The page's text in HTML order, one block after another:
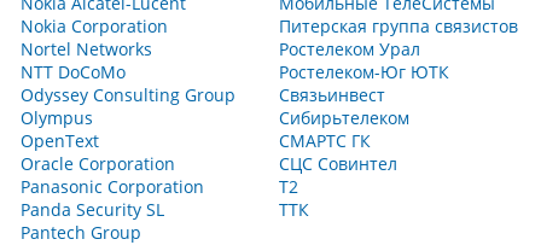
Nokia Corporation
Nortel Networks
NTT DoCoMo
Odyssey Consulting Group
Olympus
OpenText
Oracle Corporation
Panasonic Corporation
Panda Security SL
Pantech Group
Питерская группа связистов
Ростелеком Урал
Ростелеком-Юг ЮТК
Связьинвест
Сибирьтелеком
СМАРТС ГК
СЦС Совинтел
Т2
ТТК